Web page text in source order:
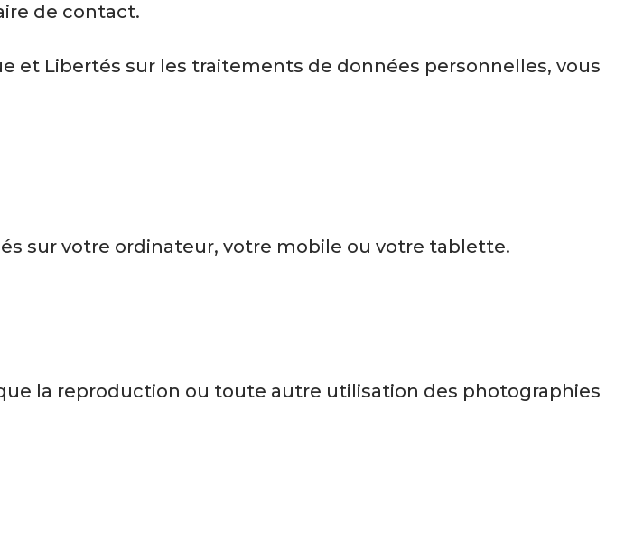
de contact.
et Libertés sur les traitements de données personnelles, vous
sur votre ordinateur, votre mobile ou votre tablette.
la reproduction ou toute autre utilisation des photographies